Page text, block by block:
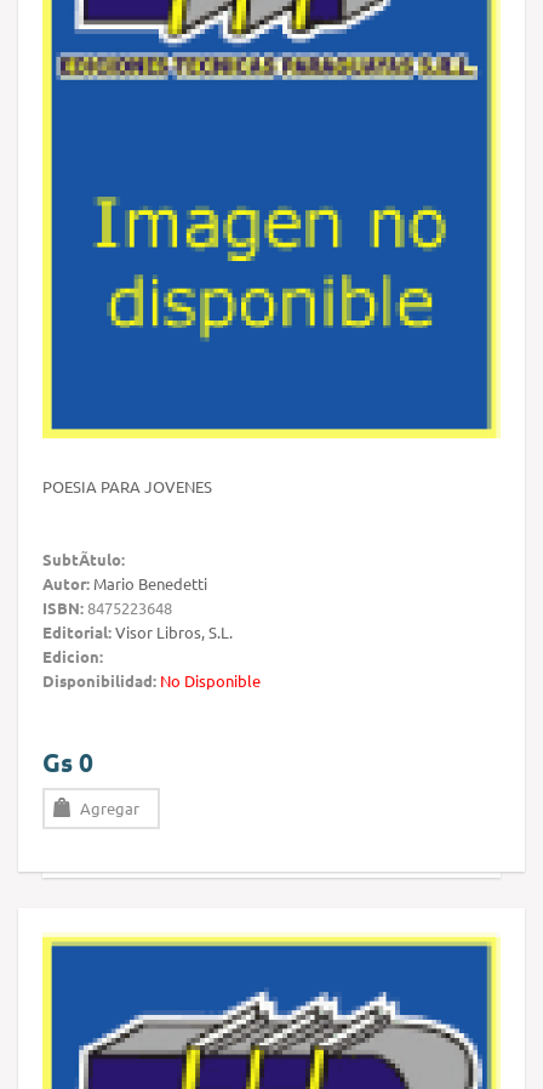
POESIA PARA JOVENES
SubtÃ­tulo:
Autor: Mario Benedetti
ISBN:8475223648
Editorial:Visor Libros, S.L.
Edicion:
Disponibilidad: No Disponible
Gs 0
Agregar